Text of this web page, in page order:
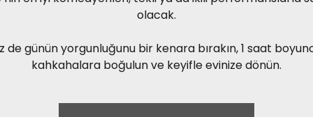
olacak.
de günün yorgunluğunu bir kenara bırakın, 1 saat
kahkahalara boğulun ve keyifle evinize dönün.